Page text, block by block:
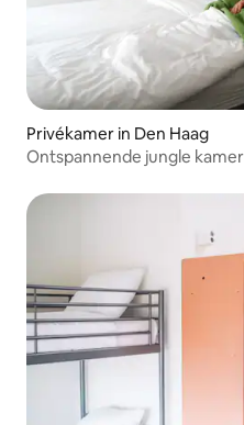
Privékamer in Den Haag
Ontspannende jungle